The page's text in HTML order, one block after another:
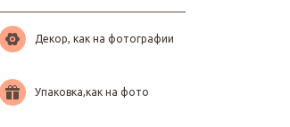
Декор, как на фотографии
Упаковка,как на фото